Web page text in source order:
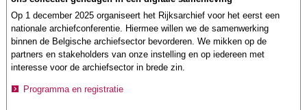
Op 1 december 2025 organiseert het Rijksarchief voor het eerst een
nationale archiefconferentie. Hiermee willen we de samenwerking
binnen de Belgische archiefsector bevorderen. We mikken op de
partners en stakeholders van onze instelling en op iedereen met
interesse voor de archiefsector in brede zin.
Programma en registratie